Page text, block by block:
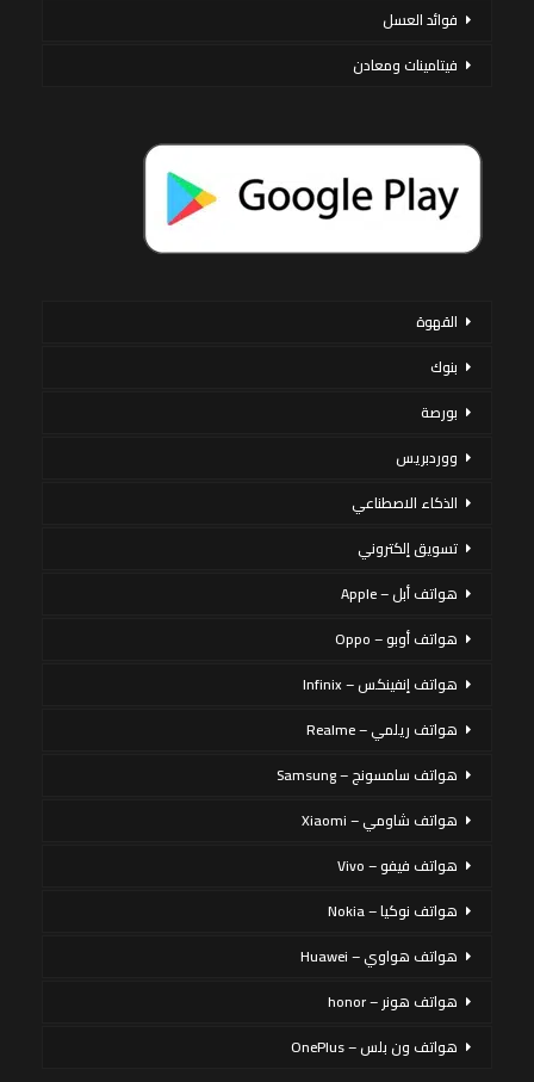
فوائد العسل
فيتامينات ومعادن
القهوة
بنوك
بورصة
ووردبريس
الذكاء الاصطناعي
تسويق إلكتروني
هواتف أبل – Apple
هواتف أوبو – Oppo
هواتف إنفينكس – Infinix
هواتف ريلمي – Realme
هواتف سامسونج – Samsung
هواتف شاومي – Xiaomi
هواتف فيفو – Vivo
هواتف نوكيا – Nokia
هواتف هواوي – Huawei
هواتف هونر – honor
هواتف ون بلس – OnePlus